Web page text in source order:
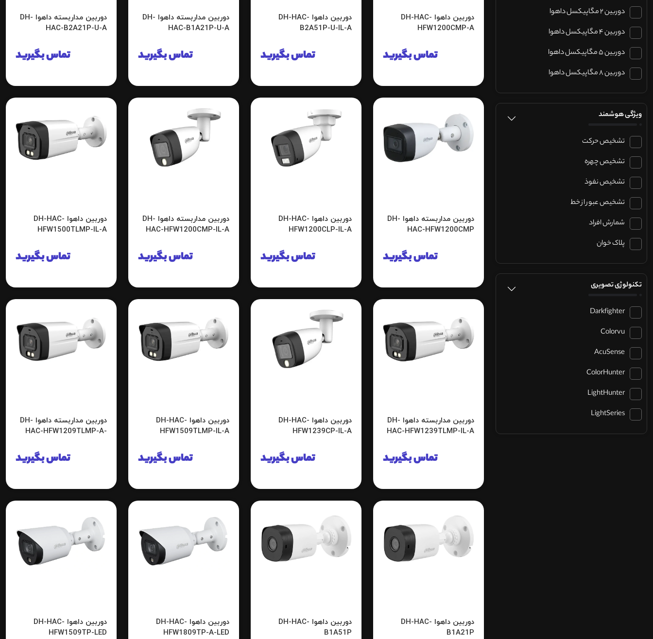
دوربین 2 مگاپیکسل داهوا
دوربین 4 مگاپیکسل داهوا
دوربین 5 مگاپیکسل داهوا
دوربین 8 مگاپیکسل داهوا
ویژگی هوشمند
تشخیص حرکت
تشخیص چهره
تشخیص نفوذ
تشخیص عبور از خط
شمارش افراد
پلاک خوان
تکنولوژی تصویری
Darkfighter
Colorvu
AcuSense
ColorHunter
LightHunter
LightSeries
دوربین داهوا DH-HAC-
HFW1200CMP-A
تماس بگیرید
دوربین داهوا DH-HAC-
B2A51P-U-IL-A
تماس بگیرید
دوربین مداربسته داهوا DH-
HAC-B1A21P-U-A
تماس بگیرید
دوربین مداربسته داهوا DH-
HAC-B2A21P-U-A
تماس بگیرید
دوربین مداربسته داهوا DH-
HAC-HFW1200CMP
تماس بگیرید
دوربین داهوا DH-HAC-
HFW1200CLP-IL-A
تماس بگیرید
دوربین مداربسته داهوا DH-
HAC-HFW1200CMP-IL-A
تماس بگیرید
دوربین داهوا DH-HAC-
HFW1500TLMP-IL-A
تماس بگیرید
دوربین مداربسته داهوا DH-
HAC-HFW1239TLMP-IL-A
تماس بگیرید
دوربین داهوا DH-HAC-
HFW1239CP-IL-A
تماس بگیرید
دوربین داهوا DH-HAC-
HFW1509TLMP-IL-A
تماس بگیرید
دوربین مداربسته داهوا DH-
HAC-HFW1209TLMP-A-
تماس بگیرید
دوربین داهوا DH-HAC-
B1A21P
دوربین داهوا DH-HAC-
B1A51P
دوربین داهوا DH-HAC-
HFW1809TP-A-LED
دوربین داهوا DH-HAC-
HFW1509TP-LED